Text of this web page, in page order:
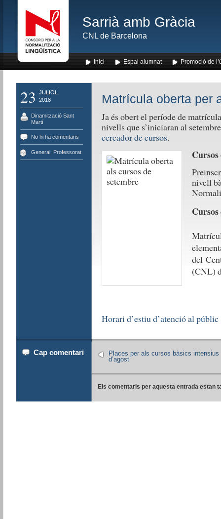
Sarrià amb Gràcia
CNL de Barcelona
Inici Espai alumnat Promoció de
23
JULIOL
2018
Dinamització Sant
Martí
No hi ha comentaris
General, Professorat
Matrícula oberta per
Ja és obert el període de
nivells que s’iniciaran al
cercador de cursos.
nivell
del
(CNL)
Horari d’estiu d’atenció al públic
Cap comentari
Places per als cursos bàsics intensius
d’agost
Els comentaris per aquesta entrada estan